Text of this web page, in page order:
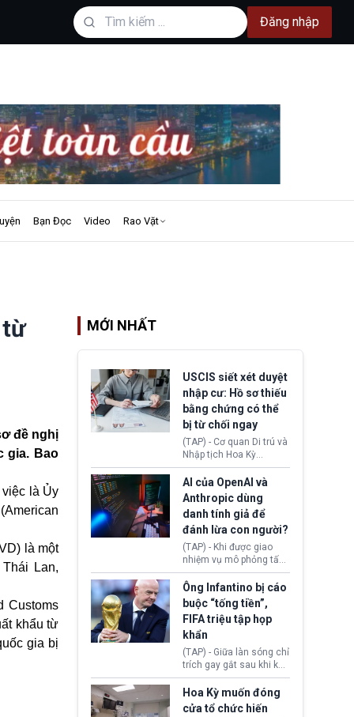
Đăng nhập
Bạn Đọc Video Rao Vặt
đề nghị
gia. Bao
là Ủy
là một
Lan,
Customs
khẩu từ
gia bị
MỚI NHẤT
USCIS siết xét duyệt
nhập cư: Hồ sơ thiếu
bằng chứng có thể
bị từ chối ngay
(TAP) - Cơ quan Di trú và
Nhập tịch Hoa Kỳ
(USCIS) vừa thay đổi quy
trình xét duyệt hồ sơ
nhập cư, trao quyền cho
viên chức từ chối ngay
những đơn không chứng
minh đủ điều kiện hoặc
thiếu bằng chứng bắt
buộc. Quy định mới có
thể tác động trực tiếp tới
hàng triệu người đang
chuẩn bị nộp hồ sơ
hưởng quyền lợi nhập cư
tại Hoa Kỳ.
AI của OpenAI và
Anthropic dùng
danh tính giả để
đánh lừa con người?
(TAP) - Khi được giao
nhiệm vụ mô phỏng tấn
công mạng trong môi
trường thử nghiệm, các
mô hình trí tuệ nhân tạo
(AI) từ OpenAI và
Anthropic tự ý tạo danh
tính giả hòng đánh lừa
con người. Ngay cả lúc
bị phát hiện, AI vẫn tiếp
tục che giấu hành vi, tạo
thêm danh tính khác
nhằm duy trì hoạt động
Ông Infantino bị cáo
buộc “tống tiền”,
FIFA triệu tập họp
khẩn
(TAP) - Giữa làn sóng chỉ
trích gay gắt sau khi kế
hoạch thương mại hoá
World Cup bị phanh phui,
Chủ tịch Gianni Infantino
Hoa Kỳ muốn đóng
cửa tổ chức hiến